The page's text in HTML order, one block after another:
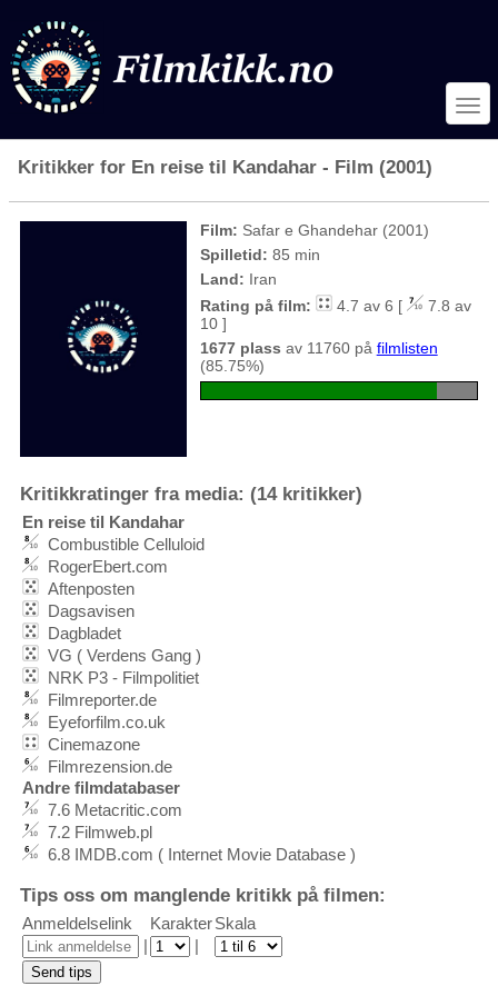
Kritikker for En reise til Kandahar - Film (2001)
Film: Safar e Ghandehar (2001)
Spilletid: 85 min
Land: Iran
Rating på film:
4.7 av 6 [
7.8 av
10 ]
1677 plass av 11760 på filmlisten
(85.75%)
Kritikkratinger fra media: (14 kritikker)
En reise til Kandahar
Combustible Celluloid
RogerEbert.com
Aftenposten
Dagsavisen
Dagbladet
VG ( Verdens Gang )
NRK P3 - Filmpolitiet
Filmreporter.de
Eyeforfilm.co.uk
Cinemazone
Filmrezension.de
Andre filmdatabaser
7.6 Metacritic.com
7.2 Filmweb.pl
6.8 IMDB.com ( Internet Movie Database )
Tips oss om manglende kritikk på filmen:
Anmeldelselink KarakterSkala
|
|